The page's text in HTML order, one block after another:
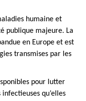
humaine et
publique majeure. La
en Europe et est
transmises par les
pour lutter
qu’elles